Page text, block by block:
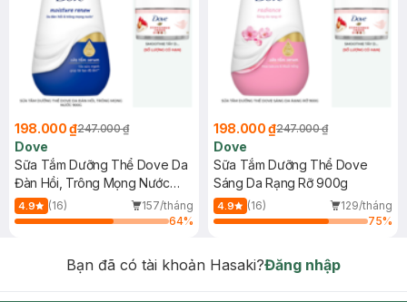
198.000 ₫247.000 ₫
Dove
Sữa Tắm Dưỡng Thể Dove Da
Đàn Hồi, Trông Mọng Nước
900g
4.9 (16)
157/tháng
64%
198.000 ₫247.000 ₫
Dove
Sữa Tắm Dưỡng Thể Dove
Sáng Da Rạng Rỡ 900g
4.9 (16)
129/tháng
75%
Bạn đã có tài khoản Hasaki?Đăng nhập